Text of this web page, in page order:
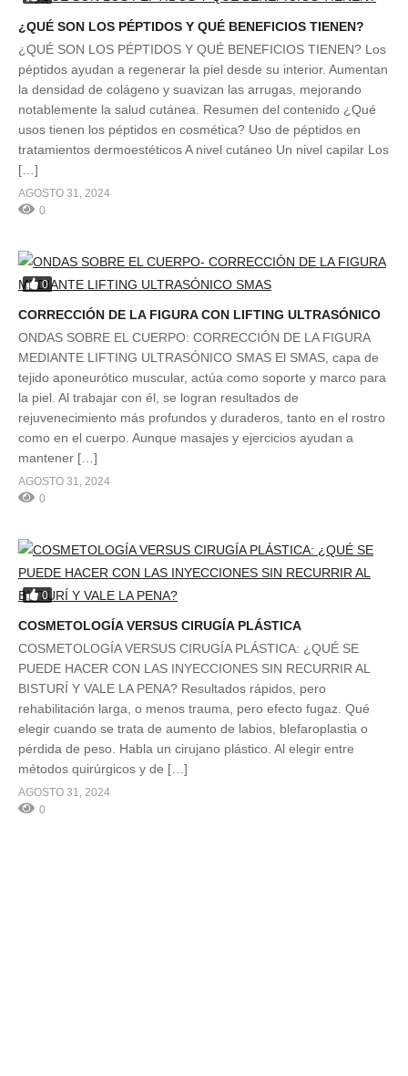
¿QUÉ SON LOS PÉPTIDOS Y QUÉ BENEFICIOS TIENEN?
¿QUÉ SON LOS PÉPTIDOS Y QUÉ BENEFICIOS TIENEN? Los
péptidos ayudan a regenerar la piel desde su interior. Aumentan
la densidad de colágeno y suavizan las arrugas, mejorando
notablemente la salud cutánea. Resumen del contenido ¿Qué
usos tienen los péptidos en cosmética? Uso de péptidos en
tratamientos dermoestéticos A nivel cutáneo Un nivel capilar Los
[…]
AGOSTO 31, 2024
0
0
CORRECCIÓN DE LA FIGURA CON LIFTING ULTRASÓNICO
ONDAS SOBRE EL CUERPO: CORRECCIÓN DE LA FIGURA
MEDIANTE LIFTING ULTRASÓNICO SMAS El SMAS, capa de
tejido aponeurótico muscular, actúa como soporte y marco para
la piel. Al trabajar con él, se logran resultados de
rejuvenecimiento más profundos y duraderos, tanto en el rostro
como en el cuerpo. Aunque masajes y ejercicios ayudan a
mantener […]
AGOSTO 31, 2024
0
0
COSMETOLOGÍA VERSUS CIRUGÍA PLÁSTICA
COSMETOLOGÍA VERSUS CIRUGÍA PLÁSTICA: ¿QUÉ SE
PUEDE HACER CON LAS INYECCIONES SIN RECURRIR AL
BISTURÍ Y VALE LA PENA? Resultados rápidos, pero
rehabilitación larga, o menos trauma, pero efecto fugaz. Qué
elegir cuando se trata de aumento de labios, blefaroplastia o
pérdida de peso. Habla un cirujano plástico. Al elegir entre
métodos quirúrgicos y de […]
AGOSTO 31, 2024
0